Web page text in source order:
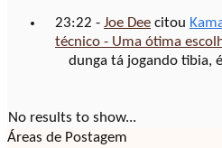
23:22 - Joe Dee citou
técnico - Uma ótima
dunga tá jogando tibia,
No results to show...
Áreas de Postagem